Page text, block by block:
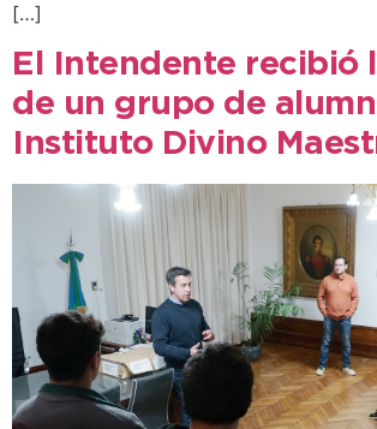
[…]
El Intendente recibió
de un grupo de
Instituto Divino